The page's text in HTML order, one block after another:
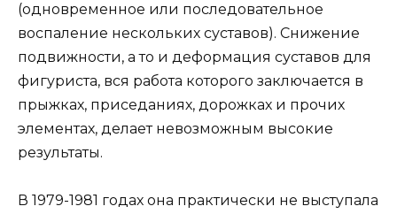
(одновременное или последовательное
воспаление нескольких суставов). Снижение
подвижности, а то и деформация суставов для
фигуриста, вся работа которого заключается в
прыжках, приседаниях, дорожках и прочих
элементах, делает невозможным высокие
результаты.
В 1979-1981 годах она практически не выступала